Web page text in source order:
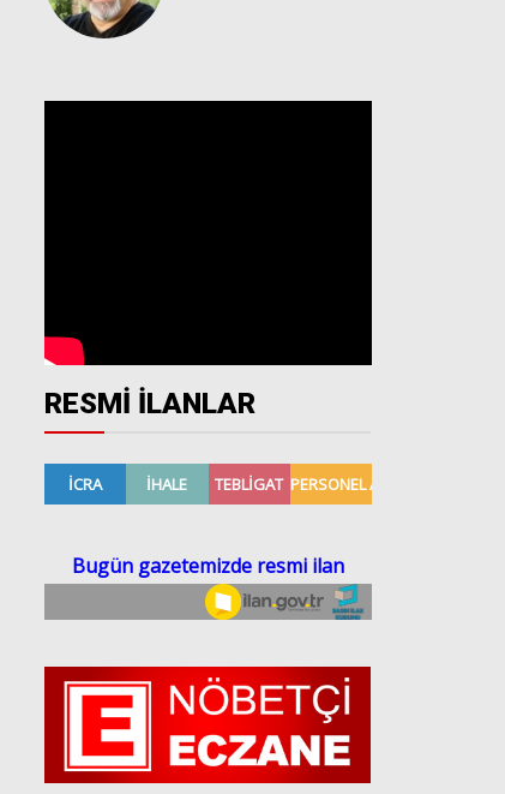
RESMİ İLANLAR